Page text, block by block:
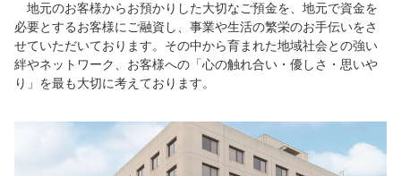
地元のお客様からお預かりした大切なご預金を、地元で資金を
必要とするお客様にご融資し、事業や生活の繁栄のお手伝いをさ
せていただいております。その中から育まれた地域社会との強い
絆やネットワーク、お客様への「心の触れ合い・優しさ・思いや
り」を最も大切に考えております。